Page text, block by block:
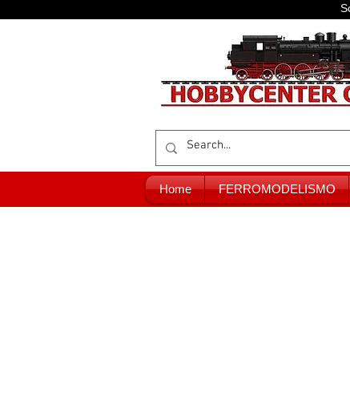
Home FERROMODELISMO